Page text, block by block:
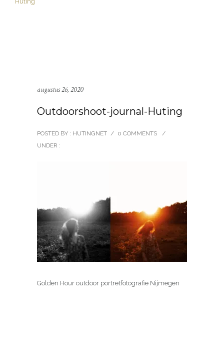
augustus 26, 2020
Outdoorshoot-journal-Huting
POSTED BY : HUTINGNET / 0 COMMENTS
/
UNDER :
Golden Hour outdoor portretfotografie Nijmegen